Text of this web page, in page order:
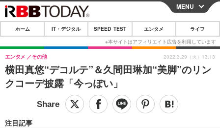
CLOSE
ホーム
IT・デジタル
IT・デジタルTOP スマートフォン
ショッピング その他
SPEED TEST
エンタメTOP 映画・ドラマ
MENU
ホーム IT・デジタル SPEED TEST エンタメ ライフ
横田真悠“デコルテ”＆久間田琳加“美脚”のリン
クコーデ披露「今っぽい」
エンタメ その他
注目記事
2022.3.29（火）13:13